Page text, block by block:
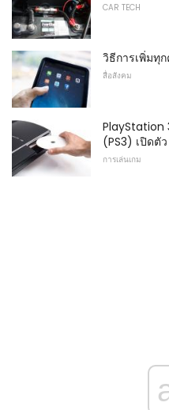
CAR TECH
วิธีการเพิ่มทุ
สื่อสังคม
PlayStation
(PS3) เปิดตั
การเล่นเกม